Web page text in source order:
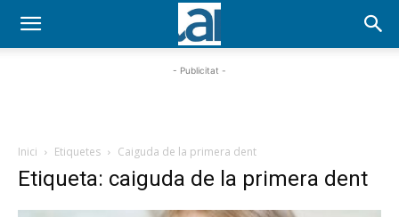
- Publicitat -
Inici Etiquetes Caiguda de la primera dent
Etiqueta: caiguda de la primera dent